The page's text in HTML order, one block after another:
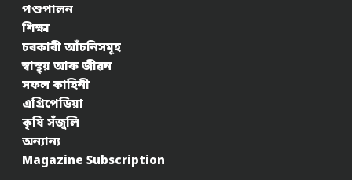
পশুপালন
শিক্ষা
চৰকাৰী আঁচনিসমূহ
স্বাস্থ্য় আৰু জীৱন
সফল কাহিনী
এগ্ৰিপেডিয়া
কৃষি সঁজুলি
অন্যান্য
Magazine Subscription